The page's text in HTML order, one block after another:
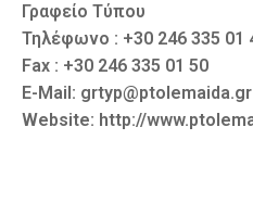
Γραφείο Τύπου
Τηλέφωνο : +30 246 335 01
Fax : +30 246 335 01 50
E-Mail: grtyp@ptolemaida.gr
Website: http://